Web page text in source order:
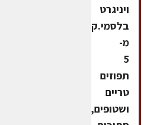
ויניגרט
בלסמי.קליפות
מ-
5
תפוזים
טריים
ושטופים,